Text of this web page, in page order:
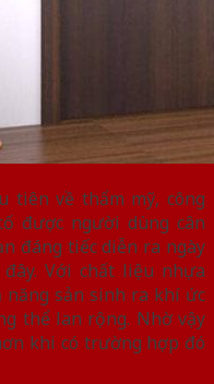
tiên về thẩm mỹ, công
được người dùng cân
đáng tiếc diễn ra ngày
Với chất liệu nhựa
năng sản sinh ra khí ức
thể lan rộng. Nhờ vậy
khi có trường hợp đó